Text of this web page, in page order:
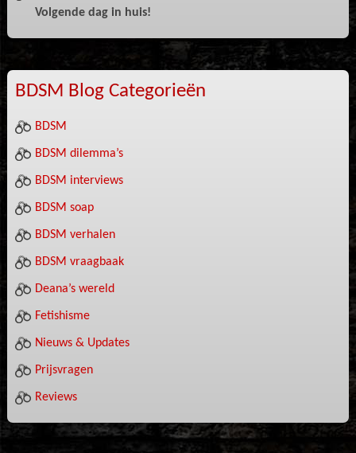
Volgende dag in huis!
BDSM Blog Categorieën
BDSM
BDSM dilemma’s
BDSM interviews
BDSM soap
BDSM verhalen
BDSM vraagbaak
Deana’s wereld
Fetishisme
Nieuws & Updates
Prijsvragen
Reviews